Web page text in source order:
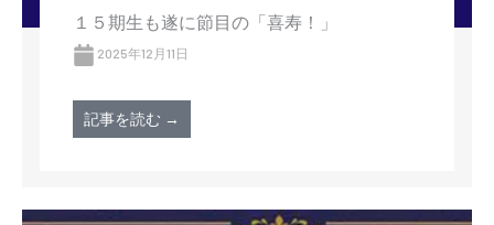
１５期生も遂に節目の「喜寿！」
2025年12月11日
記事を読む →